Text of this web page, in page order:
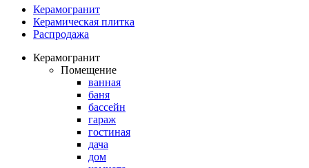
Керамогранит
Керамическая плитка
Распродажа
Керамогранит
Помещение
ванная
баня
бассейн
гараж
гостиная
дача
дом